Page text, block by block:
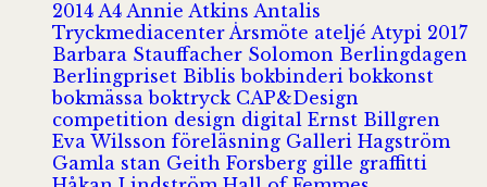
2014 A4 Annie Atkins Antalis
Tryckmediacenter Årsmöte ateljé Atypi 2017
Barbara Stauffacher Solomon Berlingdagen
Berlingpriset Biblisbokbinderibokkonst
bokmässaboktryck CAP&Design
competition design digital Ernst Billgren
Eva Wilsson föreläsning Galleri Hagström
Gamla stan Geith Forsberg gille graffitti